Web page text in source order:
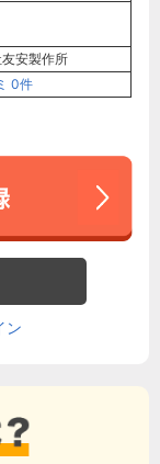
安製作所
0件
ン